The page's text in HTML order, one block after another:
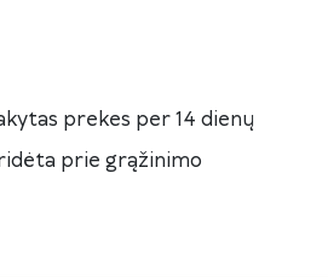
prekes per 14 dienų
prie grąžinimo